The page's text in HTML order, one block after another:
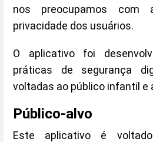
nos preocupamos
privacidade dos usuários.
O aplicativo foi
práticas de segurança
voltadas ao público infantil e
Público-alvo
Este aplicativo é